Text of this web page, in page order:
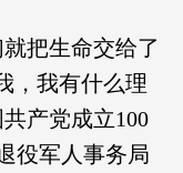
把生命交给了
，我有什么理
产党成立100
役军人事务局